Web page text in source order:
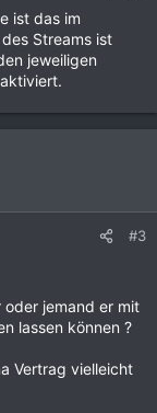
ist das im
Streams ist
jeweiligen
#3
oder jemand er mit
lassen können ?
Vertrag vielleicht